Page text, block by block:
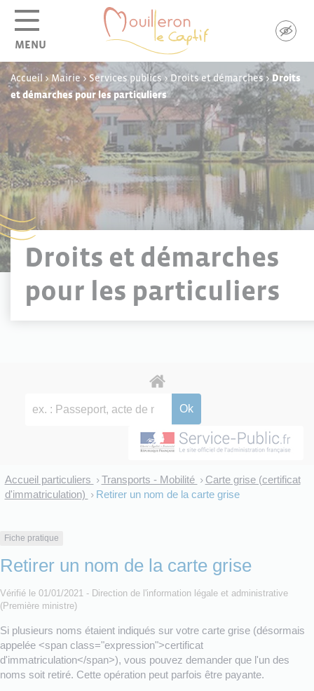
MENU
Accueil >Mairie> Services publics>Droits et démarches>Droits
et démarches pour les particuliers
Droits et démarches
pour les particuliers
Accueil particuliers > Transports - Mobilité > Carte grise (certificat
d'immatriculation) > Retirer un nom de la carte grise
Fiche pratique
Retirer un nom de la carte grise
Vérifié le 01/01/2021 - Direction de l'information légale et administrative
(Première ministre)
Si plusieurs noms étaient indiqués sur votre carte grise (désormais
appelée <span class="expression">certificat
d'immatriculation</span>), vous pouvez demander que l'un des
noms soit retiré. Cette opération peut parfois être payante.
Panneau de gestion des cookies